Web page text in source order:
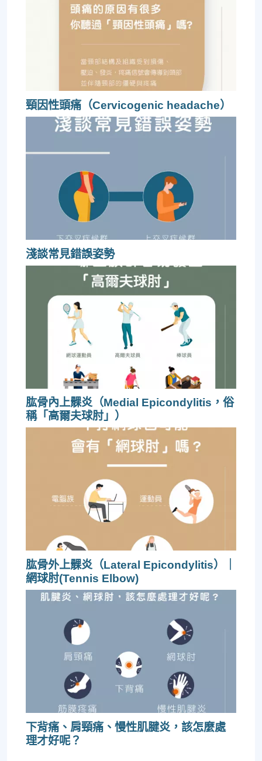
頸因性頭痛（Cervicogenic headache）
淺談常見錯誤姿勢
肱骨內上髁炎（Medial Epicondylitis，俗
稱「高爾夫球肘」）
肱骨外上髁炎（Lateral Epicondylitis）｜
網球肘(Tennis Elbow)
下背痛、肩頸痛、慢性肌腱炎，該怎麼處
理才好呢？